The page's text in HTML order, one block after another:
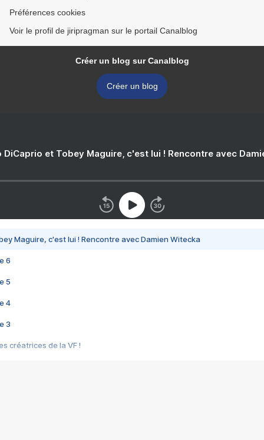
Préférences cookies
Voir le profil de jiripragman sur le portail Canalblog
Créer un blog sur Canalblog
Créer un blog
DiCaprio et Tobey Maguire, c'est lui ! Rencontre avec
Maguire, c'est lui ! Rencontre avec Damien Witecka
6
5
4
3
créatrices de la VF !